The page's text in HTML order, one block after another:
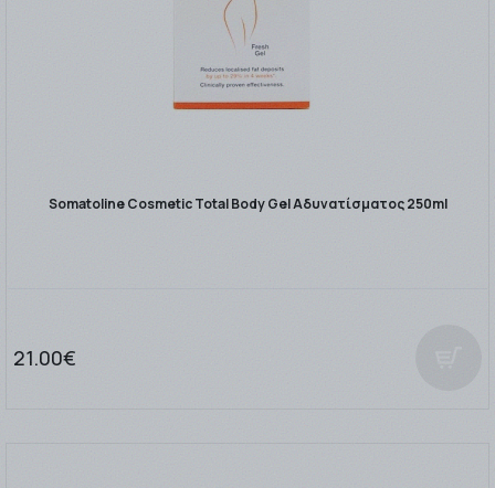
Somatoline Cosmetic Total Body Gel Αδυνατίσματος 250ml
21.00€